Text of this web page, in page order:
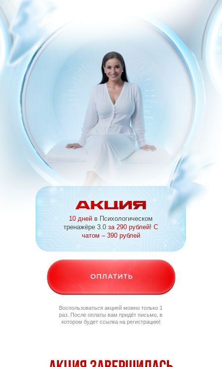
Воспользоваться акцией можно только 1
раз. После оплаты вам придёт письмо, в
котором будет ссылка на регистрацию!
10 дней в Психологическом
тренажёре 3.0 за 290 рублей! С
чатом – 390 рублей